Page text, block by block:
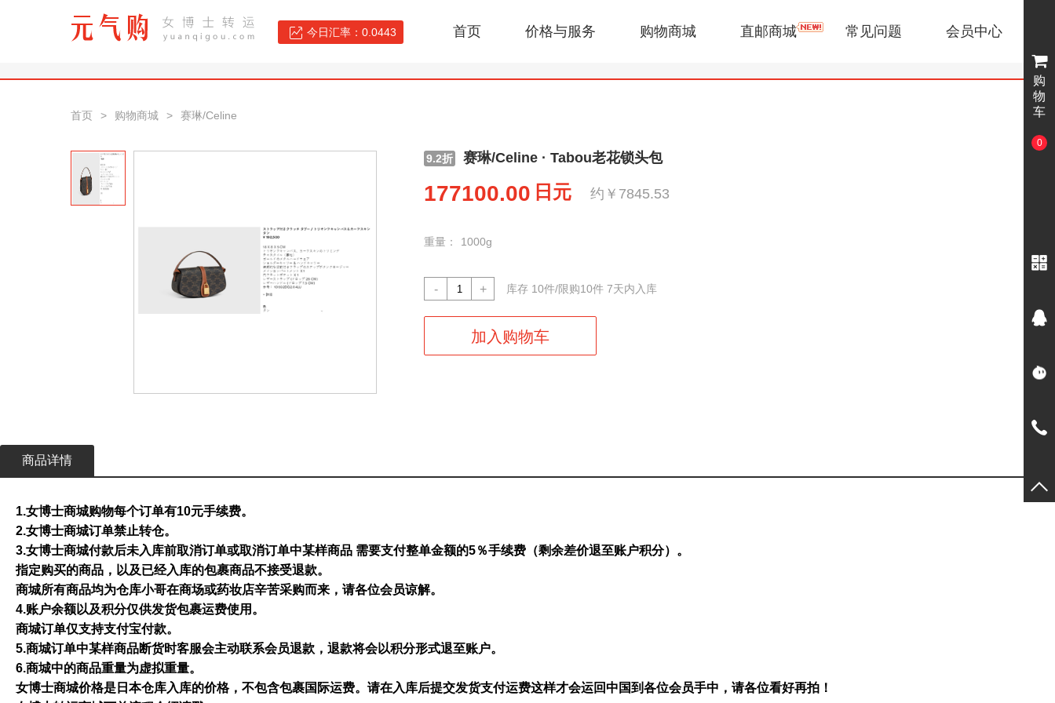
今日汇率：0.0443 首页 价格与服务 购物商城 直邮商城 常见问题 会员中心
购
物
车
0
首页 > 购物商城 > 赛琳/Celine
9.2折 赛琳/Celine · Tabou老花锁头包
177100.00 日元 约￥7845.53
重量： 1000g
- + 库存 10件/限购10件 7天内入库
商品详情
1.女博士商城购物每个订单有10元手续费。
2.女博士商城订单禁止转仓。
3.女博士商城付款后未入库前取消订单或取消订单中某样商品 需要支付整单金额的5％手续费（剩余差价退至账户积分）。
指定购买的商品，以及已经入库的包裹商品不接受退款。
商城所有商品均为仓库小哥在商场或药妆店辛苦采购而来，请各位会员谅解。
4.账户余额以及积分仅供发货包裹运费使用。
商城订单仅支持支付宝付款。
5.商城订单中某样商品断货时客服会主动联系会员退款，退款将会以积分形式退至账户。
6.商城中的商品重量为虚拟重量。
女博士商城价格是日本仓库入库的价格，不包含包裹国际运费。请在入库后提交发货支付运费这样才会运回中国到各位会员手中，请各位看好再拍！